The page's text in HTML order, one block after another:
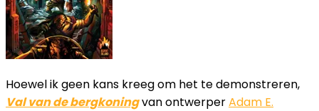
Hoewel ik geen kans kreeg om het te demonstreren,
Val van de bergkoningvan ontwerperAdam E.